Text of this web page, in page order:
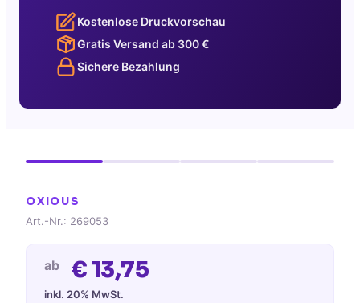
Kostenlose Druckvorschau
Gratis Versand ab 300€
Sichere Bezahlung
OXIOUS
Art.-Nr.: 269053
ab € 13,75
inkl. 20% MwSt.